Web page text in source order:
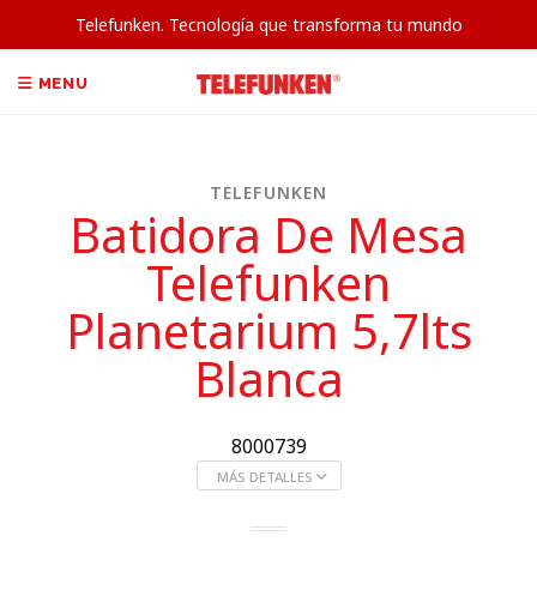
Telefunken. Tecnología que transforma tu mundo
MENU
TELEFUNKEN
Batidora De Mesa
Telefunken
Planetarium 5,7lts
Blanca
8000739
MÁS DETALLES